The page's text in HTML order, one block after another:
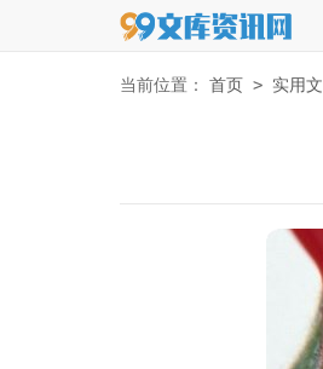
当前位置： 首页 > 实用文